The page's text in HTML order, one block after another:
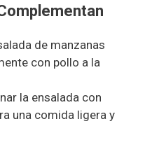
de manzanas
con pollo a la
la ensalada con
una comida ligera y